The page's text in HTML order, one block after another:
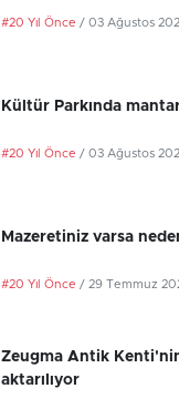
#20 Yıl Önce / 03 Ağustos
Kültür Parkında
#20 Yıl Önce / 03 Ağustos
Mazeretiniz varsa
#20 Yıl Önce / 29 Temmuz
Zeugma Antik
aktarılıyor